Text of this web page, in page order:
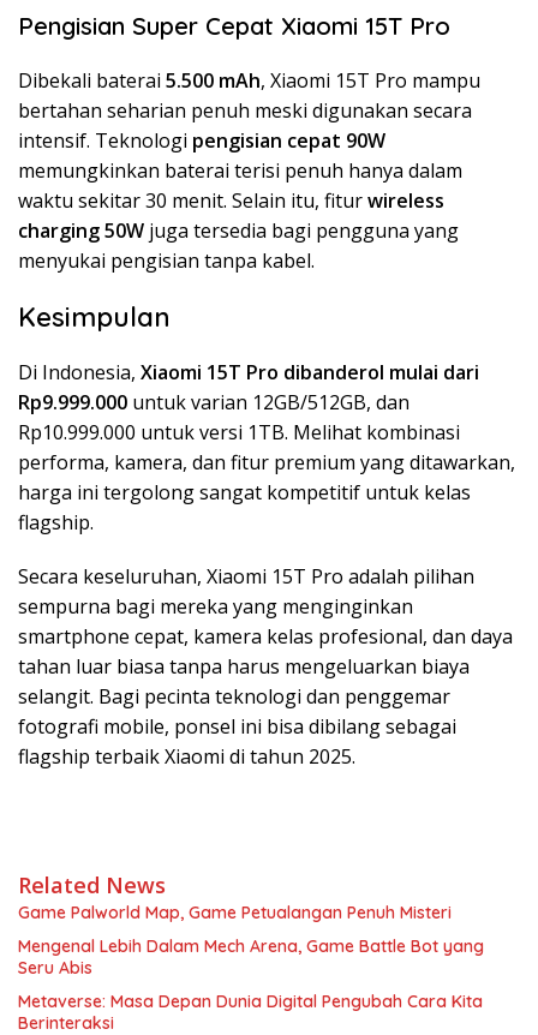
Pengisian Super Cepat Xiaomi 15T Pro
Dibekali baterai 5.500 mAh, Xiaomi 15T Pro mampu
bertahan seharian penuh meski digunakan secara
intensif. Teknologi pengisian cepat 90W
memungkinkan baterai terisi penuh hanya dalam
waktu sekitar 30 menit. Selain itu, fiturwireless
charging 50W juga tersedia bagi pengguna yang
menyukai pengisian tanpa kabel.
Kesimpulan
Di Indonesia, Xiaomi 15T Pro dibanderol mulai dari
Rp9.999.000 untuk varian 12GB/512GB, dan
Rp10.999.000 untuk versi 1TB. Melihat kombinasi
performa, kamera, dan fitur premium yang ditawarkan,
harga ini tergolong sangat kompetitif untuk kelas
flagship.
Secara keseluruhan, Xiaomi 15T Pro adalah pilihan
sempurna bagi mereka yang menginginkan
smartphone cepat, kamera kelas profesional, dan daya
tahan luar biasa tanpa harus mengeluarkan biaya
selangit. Bagi pecinta teknologi dan penggemar
fotografi mobile, ponsel ini bisa dibilang sebagai
flagship terbaik Xiaomi di tahun 2025.
Related News
Game Palworld Map, Game Petualangan Penuh Misteri
Mengenal Lebih Dalam Mech Arena, Game Battle Bot yang
Seru Abis
Metaverse: Masa Depan Dunia Digital Pengubah Cara Kita
Berinteraksi